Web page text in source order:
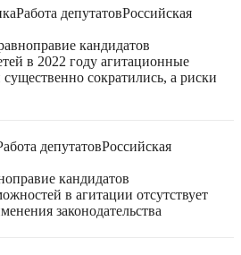
Работа депутатовРоссийская
кандидатов
в 2022 году агитационные
сократились, а риски
депутатовРоссийская
кандидатов
в агитации отсутствует
законодательства